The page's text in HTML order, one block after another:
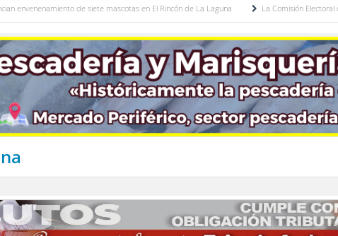
de siete mascotas en El Rincón de La Laguna La Comisión Electoral del Colegio de